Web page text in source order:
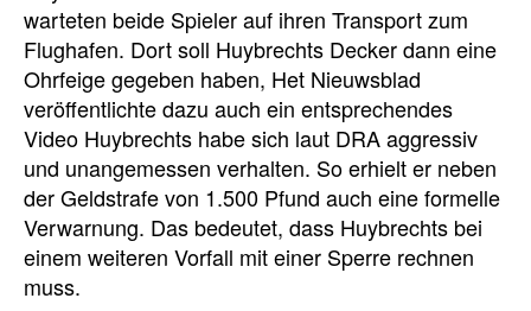
warteten beide Spieler auf ihren Transport zum
Flughafen. Dort soll Huybrechts Decker dann eine
Ohrfeige gegeben haben, Het Nieuwsblad
veröffentlichte dazu auch ein entsprechendes
Video Huybrechts habe sich laut DRA aggressiv
und unangemessen verhalten. So erhielt er neben
der Geldstrafe von 1.500 Pfund auch eine formelle
Verwarnung. Das bedeutet, dass Huybrechts bei
einem weiteren Vorfall mit einer Sperre rechnen
muss.